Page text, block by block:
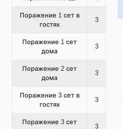
Поражение 1 сет в
гостях
3
Поражение 1 сет
дома
3
Поражение 2 сет
дома
3
Поражение 3 сет в
гостях
3
Поражение 3 сет
3